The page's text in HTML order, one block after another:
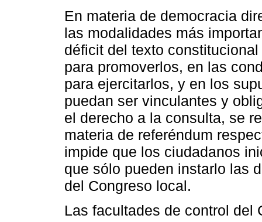
En materia de democracia
las modalidades más
déficit del texto
para promoverlos, en las
para ejercitarlos, y en los
puedan ser vinculantes y
el derecho a la consulta, se
materia de referéndum
impide que los ciudadanos
que sólo pueden instarlo las
del Congreso local.
Las facultades de control del